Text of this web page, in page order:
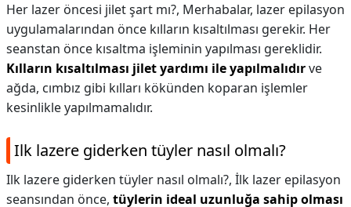
Her lazer öncesi jilet şart mı?, Merhabalar, lazer epilasyon
uygulamalarından önce kılların kısaltılması gerekir. Her
seanstan önce kısaltma işleminin yapılması gereklidir.
Kılların kısaltılması jilet yardımı ile yapılmalıdırve
ağda, cımbız gibi kılları kökünden koparan işlemler
kesinlikle yapılmamalıdır.
Ilk lazere giderken tüyler nasıl olmalı?
Ilk lazere giderken tüyler nasıl olmalı?, İlk lazer epilasyon
seansından önce, tüylerin ideal uzunluğa sahip olması